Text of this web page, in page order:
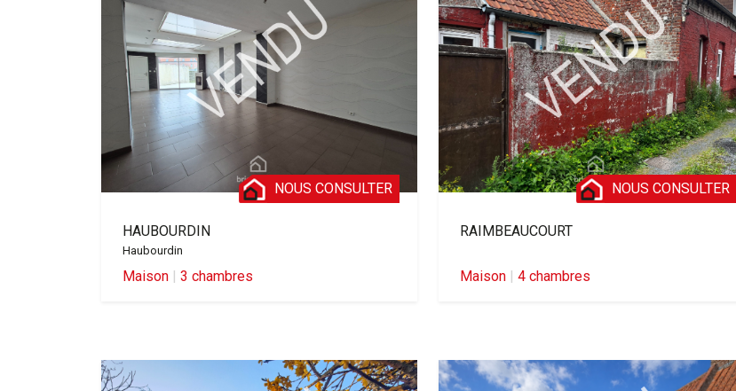
NOUS CONSULTER
HAUBOURDIN
Haubourdin
Maison | 3 chambres
NOUS CONSULTER
RAIMBEAUCOURT
Maison | 4 chambres